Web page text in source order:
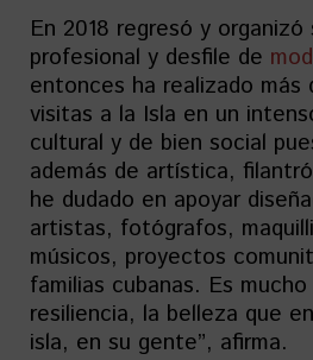
En 2018 regresó y
profesional y desfile de
entonces ha realizado más
visitas a la Isla en un
cultural y de bien social
además de artística,
he dudado en apoyar
artistas, fotógrafos,
músicos, proyectos
familias cubanas. Es
resiliencia, la belleza que
isla, en su gente”, afirma.